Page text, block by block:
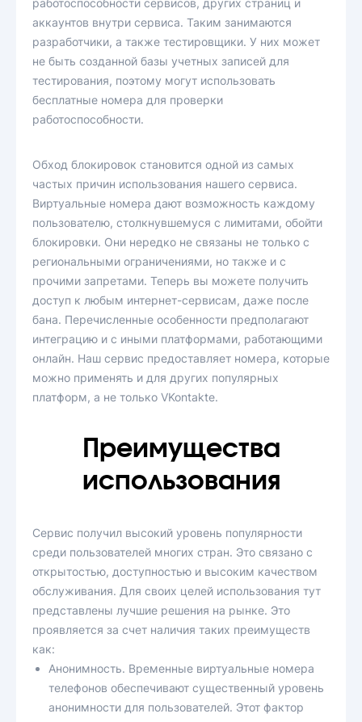
работоспособности сервисов, других страниц и
аккаунтов внутри сервиса. Таким занимаются
разработчики, а также тестировщики. У них может
не быть созданной базы учетных записей для
тестирования, поэтому могут использовать
бесплатные номера для проверки
работоспособности.
Обход блокировок становится одной из самых
частых причин использования нашего сервиса.
Виртуальные номера дают возможность каждому
пользователю, столкнувшемуся с лимитами, обойти
блокировки. Они нередко не связаны не только с
региональными ограничениями, но также и с
прочими запретами. Теперь вы можете получить
доступ к любым интернет-сервисам, даже после
бана. Перечисленные особенности предполагают
интеграцию и с иными платформами, работающими
онлайн. Наш сервис предоставляет номера, которые
можно применять и для других популярных
платформ, а не только VKontakte.
Преимущества
использования
Сервис получил высокий уровень популярности
среди пользователей многих стран. Это связано с
открытостью, доступностью и высоким качеством
обслуживания. Для своих целей использования тут
представлены лучшие решения на рынке. Это
проявляется за счет наличия таких преимуществ
как:
Анонимность. Временные виртуальные номера
телефонов обеспечивают существенный уровень
анонимности для пользователей. Этот фактор